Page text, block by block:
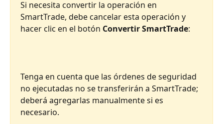
Si necesita convertir la operación en
SmartTrade, debe cancelar esta operación y
hacer clic en el botón Convertir SmartTrade:
Tenga en cuenta que las órdenes de seguridad
no ejecutadas no se transferirán a SmartTrade;
deberá agregarlas manualmente si es
necesario.